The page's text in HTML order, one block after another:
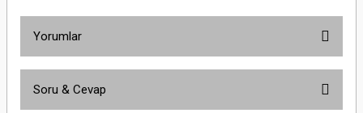
Yorumlar
Soru & Cevap